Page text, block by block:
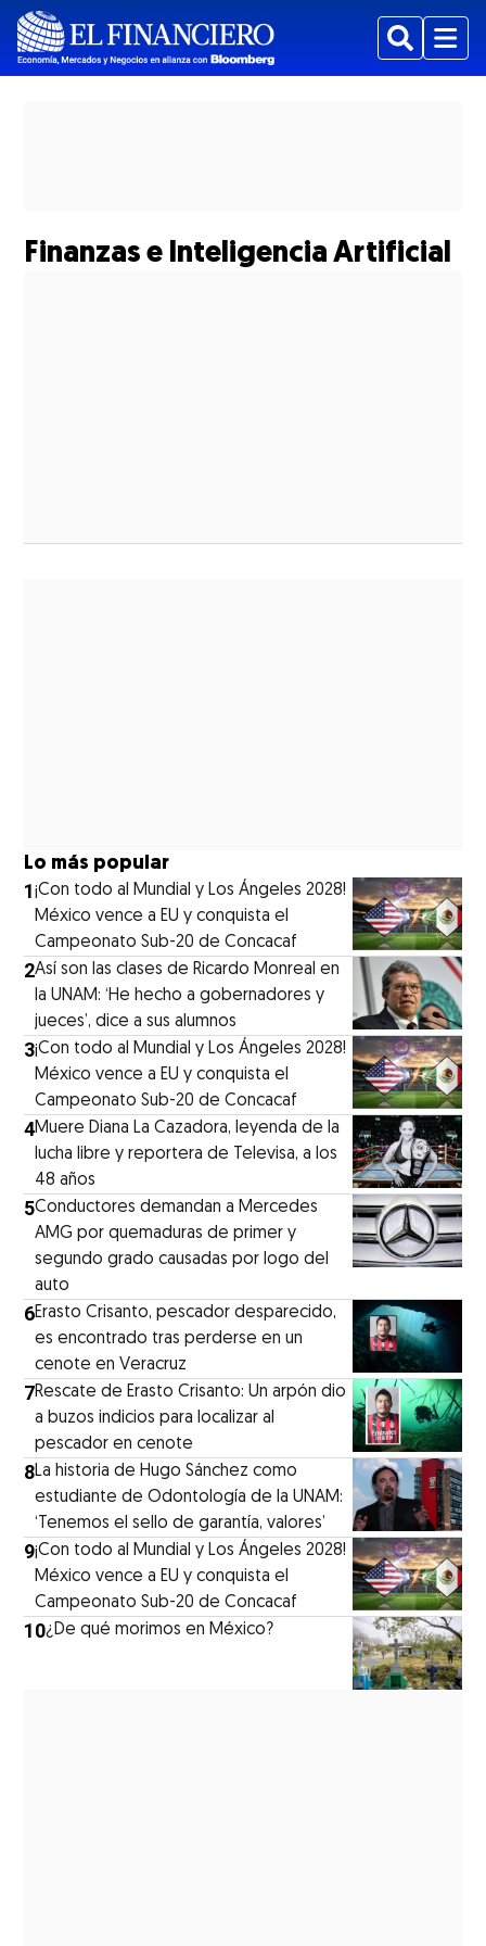
BuscarMenu
Mostrar Suplementos subsecciones
Finanzas e Inteligencia Artificial
Lo más popular
1¡Con todo al Mundial y Los Ángeles 2028!
México vence a EU y conquista el
Campeonato Sub-20 de Concacaf
2Así son las clases de Ricardo Monreal en
la UNAM: ‘He hecho a gobernadores y
jueces’, dice a sus alumnos
3¡Con todo al Mundial y Los Ángeles 2028!
México vence a EU y conquista el
Campeonato Sub-20 de Concacaf
4Muere Diana La Cazadora, leyenda de la
lucha libre y reportera de Televisa, a los
48 años
5Conductores demandan a Mercedes
AMG por quemaduras de primer y
segundo grado causadas por logo del
auto
6Erasto Crisanto, pescador desparecido,
es encontrado tras perderse en un
cenote en Veracruz
7Rescate de Erasto Crisanto: Un arpón dio
a buzos indicios para localizar al
pescador en cenote
8La historia de Hugo Sánchez como
estudiante de Odontología de la UNAM:
‘Tenemos el sello de garantía, valores’
9¡Con todo al Mundial y Los Ángeles 2028!
México vence a EU y conquista el
Campeonato Sub-20 de Concacaf
10¿De qué morimos en México?